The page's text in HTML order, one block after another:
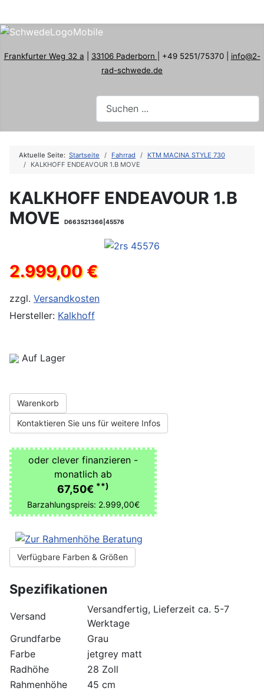
Frankfurter Weg 32 a 33106 Paderborn | +49 5251/75370 | info@2-
rad-schwede.de
Aktuelle Seite: Startseite Fahrrad
KTM MACINA STYLE 730
KALKHOFF ENDEAVOUR 1.B MOVE
KALKHOFF ENDEAVOUR 1.B
MOVE
D663521366|45576
2.999,00 €
zzgl. Versandkosten
Hersteller: Kalkhoff
Auf Lager
Warenkorb
Kontaktieren Sie uns für weitere Infos
oder clever finanzieren -
monatlich ab
67,50€ **)
Barzahlungspreis: 2.999,00€
Verfügbare Farben & Größen
Spezifikationen
Versand
Versandfertig, Lieferzeit ca. 5-7
Werktage
Grundfarbe
Grau
Farbe
jetgrey matt
Radhöhe
28 Zoll
Rahmenhöhe
45 cm